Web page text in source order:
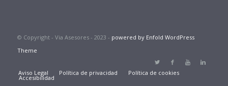
© Copyright - Via Asesores - 2023 - powered by Enfold WordPress
Theme
Aviso Legal Política de privacidad Política de cookies
Accesibilidad